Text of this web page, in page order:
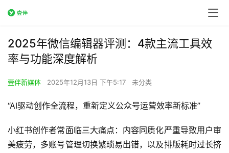
2025年微信编辑器评测：4款主流工具效
率与功能深度解析
壹伴新媒体 2025年12月13日 下午5:17 未分类
“AI驱动创作全流程，重新定义公众号运营效率新标准”
小红书创作者常面临三大痛点：内容同质化严重导致用户审
美疲劳，多账号管理切换繁琐易出错，以及排版耗时过长挤